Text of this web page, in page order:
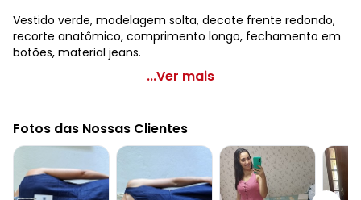
Vestido verde, modelagem solta, decote frente redondo,
recorte anatômico, comprimento longo, fechamento em
botões, material jeans.
Quintess - Vestido Verde em Jeans Leve
Modelagem: Solta
Decote frente: Redondo
Complemento: Recorte anatômico;
Comprimento: Longo
Fechamento: Em botões
...Ver mais
Fotos das Nossas Clientes